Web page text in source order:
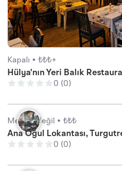
Kapalı • ₺₺₺+
Hülya'nın Yeri Balık
0 (0)
Mevcut değil • ₺₺₺
Ana Oğul Lokantası,
0 (0)